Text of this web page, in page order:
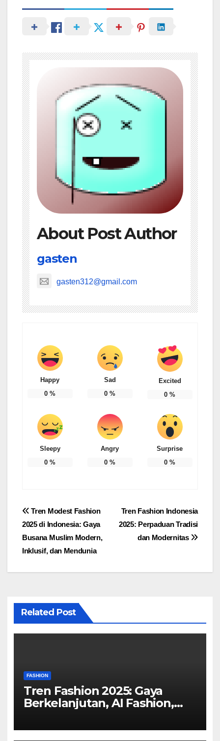
About Post Author
gasten
gasten312@gmail.com
Happy
0 %
Sad
0 %
Excited
0 %
Sleepy
0 %
Angry
0 %
Surprise
0 %
Post
navigation
Tren Fashion Indonesia
2025: Perpaduan Tradisi
dan Modernitas
Tren Modest Fashion
2025 di Indonesia: Gaya
Busana Muslim Modern,
Inklusif, dan Mendunia
Related Post
FASHION
Tren Fashion 2025: Gaya
Berkelanjutan, AI Fashion,